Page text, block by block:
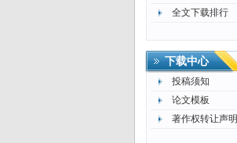
全文下载排行
下载中心
投稿须知
论文模板
著作权转让声明